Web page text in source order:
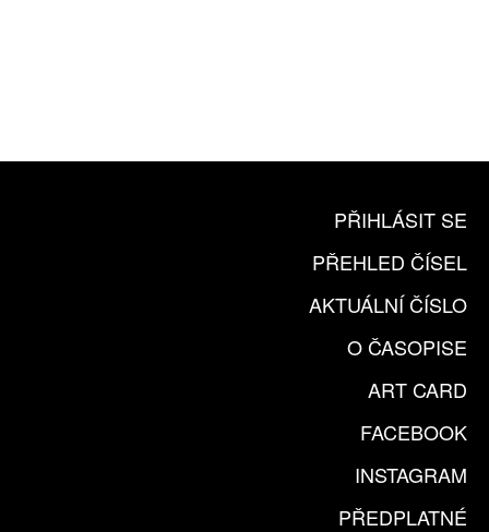
PŘIHLÁSIT SE
PŘEHLED ČÍSEL
AKTUÁLNÍ ČÍSLO
O ČASOPISE
ART CARD
FACEBOOK
INSTAGRAM
PŘEDPLATNÉ